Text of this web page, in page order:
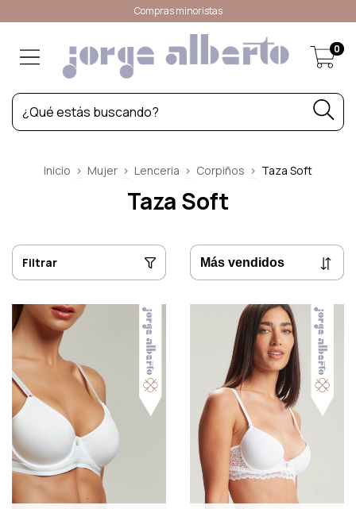
Compras minoristas
0
Inicio > Mujer > Lenceria > Corpiños > Taza Soft
Taza Soft
Filtrar